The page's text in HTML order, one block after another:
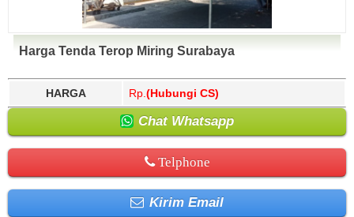
Harga Tenda Terop Miring Surabaya
HARGA Rp. (Hubungi CS)
Chat Whatsapp
Telphone
Kirim Email